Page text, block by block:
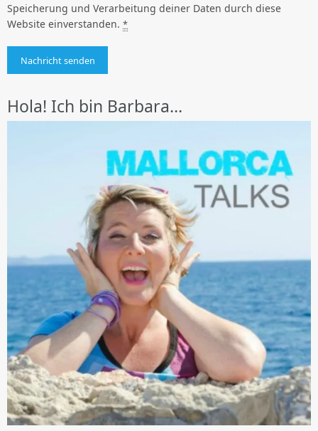
Speicherung und Verarbeitung deiner Daten durch diese
Website einverstanden. *
Hola! Ich bin Barbara…